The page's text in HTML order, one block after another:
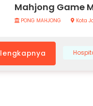
Mahjong Game
PONG MAHJONG Kota